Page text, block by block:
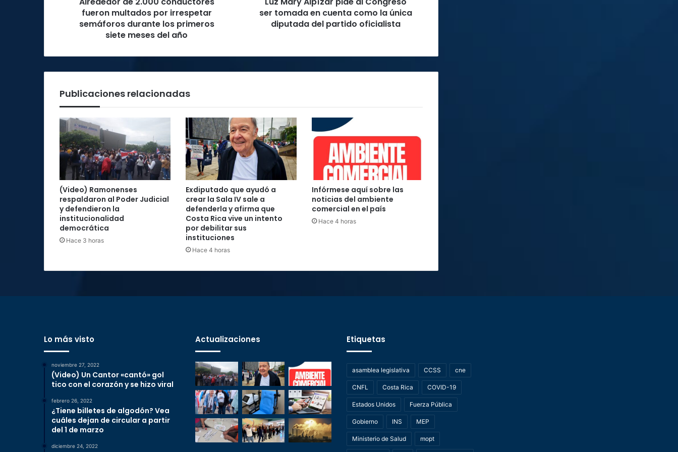
primeros
fueron multados por irrespetar
semáforos durante los primeros
siete meses del año
como
oficialista
ser tomada en cuenta como la única
diputada del partido oficialista
Publicaciones relacionadas
(Video) Ramonenses
respaldaron al Poder Judicial
y defendieron la
institucionalidad
democrática
Hace 3 horas
Exdiputado que ayudó a
crear la Sala IV sale a
defenderla y afirma que
Costa Rica vive un intento
por debilitar sus
instituciones
Hace 4 horas
Infórmese aquí sobre las
noticias del ambiente
comercial en el país
Hace 4 horas
Lo más visto
noviembre 27, 2022
(Video) Un Cantor «cantó» gol
tico con el corazón y se hizo viral
febrero 26, 2022
¿Tiene billetes de algodón? Vea
cuáles dejan de circular a partir
del 1 de marzo
diciembre 24, 2022
Actualizaciones Etiquetas
asamblea legislativa CCSS cne
CNFL Costa Rica COVID-19
Estados Unidos Fuerza Pública
Gobierno INS MEP
Ministerio de Salud mopt